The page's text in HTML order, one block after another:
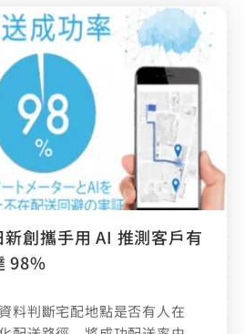
創攜手用 AI 推測客戶有
98%
料判斷宅配地點是否有人在